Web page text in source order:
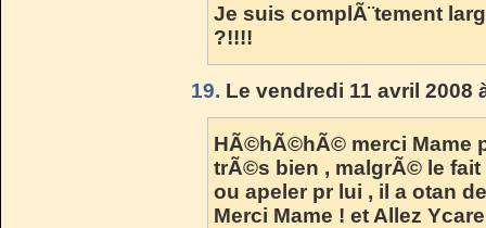
Je suis complÃ¨tement
?!!!!
19. Le vendredi 11 avril 2008
HÃ©hÃ©hÃ© merci Mame
trÃ©s bien , malgrÃ© le
ou apeler pr lui , il a otan
Merci Mame ! et Allez